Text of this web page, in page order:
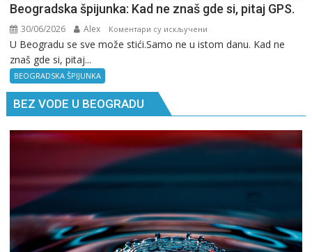
Beogradska špijunka: Kad ne znaš gde si, pitaj GPS.
30/06/2026 Alex Коментари су искључени
Beogradska
si,
U Beogradu se sve može stići.Samo ne u istom danu. Kad ne
znaš gde si, pitaj...
BEOGRADSKA ŠPIJUNKA
BEZ VODE U BEOGRADU